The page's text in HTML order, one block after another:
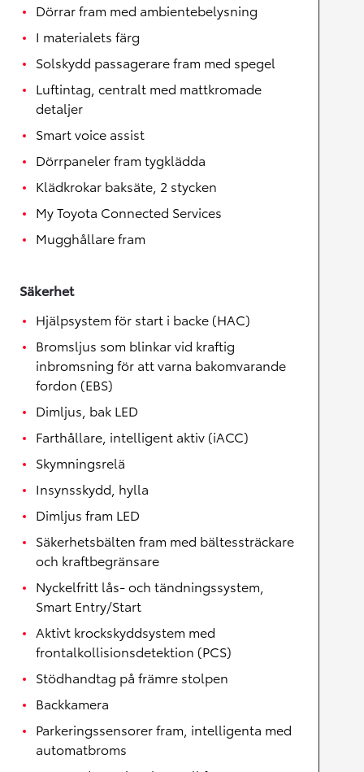
Dörrar fram med ambientebelysning
I materialets färg
Solskydd passagerare fram med spegel
Luftintag, centralt med mattkromade
detaljer
Smart voice assist
Dörrpaneler fram tygklädda
Klädkrokar baksäte, 2 stycken
My Toyota Connected Services
Mugghållare fram
Säkerhet
Hjälpsystem för start i backe (HAC)
Bromsljus som blinkar vid kraftig
inbromsning för att varna bakomvarande
fordon (EBS)
Dimljus, bak LED
Farthållare, intelligent aktiv (iACC)
Skymningsrelä
Insynsskydd, hylla
Dimljus fram LED
Säkerhetsbälten fram med bältessträckare
och kraftbegränsare
Nyckelfritt lås- och tändningssystem,
Smart Entry/Start
Aktivt krockskyddsystem med
frontalkollisionsdetektion (PCS)
Stödhandtag på främre stolpen
Backkamera
Parkeringssensorer fram, intelligenta med
automatbroms